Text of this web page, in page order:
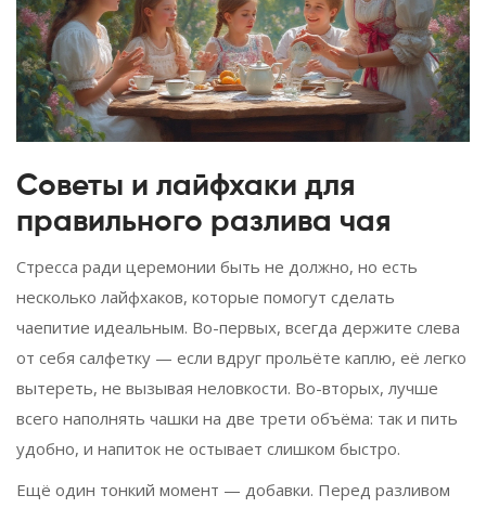
Советы и лайфхаки для
правильного разлива чая
Стресса ради церемонии быть не должно, но есть
несколько лайфхаков, которые помогут сделать
чаепитие идеальным. Во-первых, всегда держите слева
от себя салфетку — если вдруг прольёте каплю, её легко
вытереть, не вызывая неловкости. Во-вторых, лучше
всего наполнять чашки на две трети объёма: так и пить
удобно, и напиток не остывает слишком быстро.
Ещё один тонкий момент — добавки. Перед разливом